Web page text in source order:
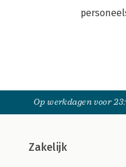
Op werkdagen voor
Zakelijk